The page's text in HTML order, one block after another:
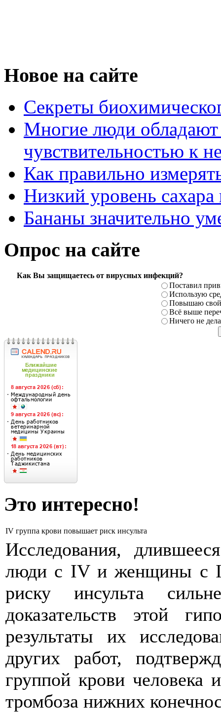
Новое на сайте
Секреты
Многие люди
чувствительностью к
Как правильно
Низкий уровень
Бананы значительно
Опрос на сайте
Как Вы защищаетесь от вирусных инфекций?
Поставил
Использую
Повышаю
Всё выше
Ничего не
Это интересно!
IV группа крови повышает риск инсульта
Исследования,
люди с IV и женщины с
риску инсульта
доказательств этой
результаты их
других работ,
группой крови человека
тромбоза нижних